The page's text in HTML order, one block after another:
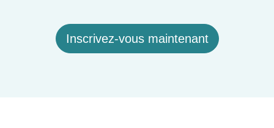
Inscrivez-vous maintenant